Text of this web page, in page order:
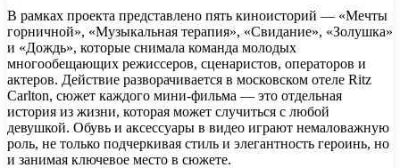
В рамках проекта представлено пять киноисторий — «Мечты
горничной», «Музыкальная терапия», «Свидание», «Золушка»
и «Дождь», которые снимала команда молодых
многообещающих режиссеров, сценаристов, операторов и
актеров. Действие разворачивается в московском отеле Ritz
Carlton, сюжет каждого мини-фильма — это отдельная
история из жизни, которая может случиться с любой
девушкой. Обувь и аксессуары в видео играют немаловажную
роль, не только подчеркивая стиль и элегантность героинь, но
и занимая ключевое место в сюжете.